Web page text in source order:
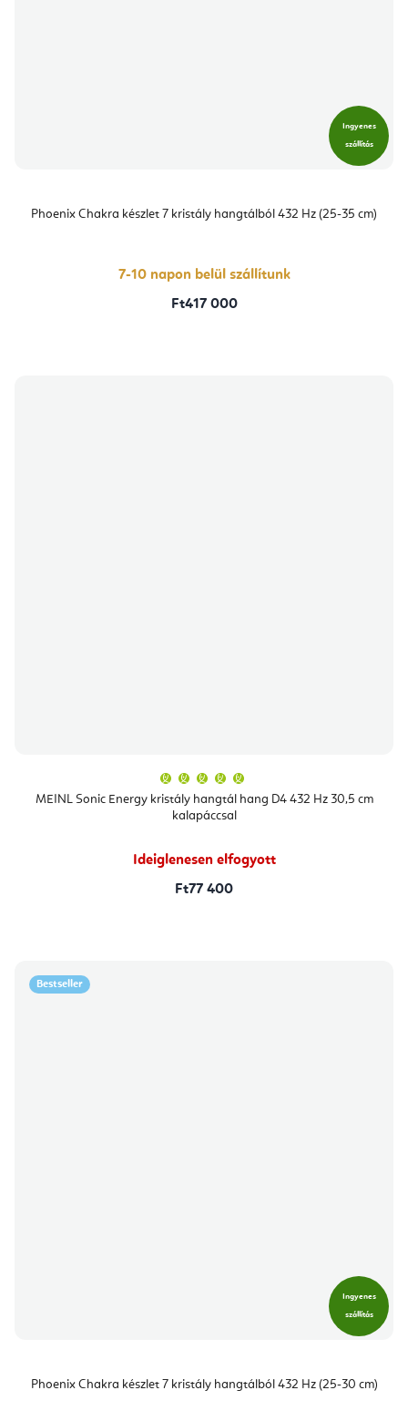
Ingyenes
szállítás
Phoenix Chakra készlet 7 kristály hangtálból 432 Hz (25-35 cm)
7-10 napon belül szállítunk
Ft417 000
MEINL Sonic Energy kristály hangtál hang D4 432 Hz 30,5 cm
kalapáccsal
átlagos
értékelése
Ideiglenesen elfogyott
Ft77 400
Bestseller
Ingyenes
szállítás
Phoenix Chakra készlet 7 kristály hangtálból 432 Hz (25-30 cm)